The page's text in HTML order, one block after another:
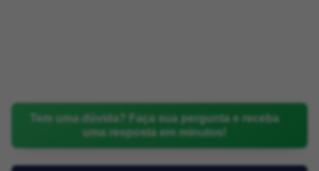
Tem uma dúvida? Faça sua pergunta e receba
uma resposta em minutos!